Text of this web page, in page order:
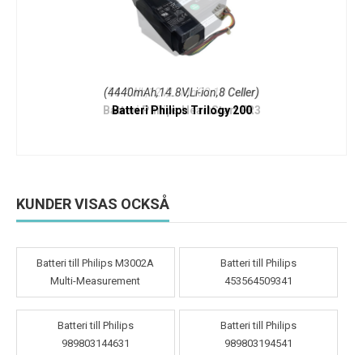
(4440mAh,14.8V,Li-ion,8 Celler)
Batteri Philips Trilogy 200
KUNDER VISAS OCKSÅ
Batteri till Philips M3002A
Multi-Measurement
Batteri till Philips
453564509341
Batteri till Philips
989803144631
Batteri till Philips
989803194541